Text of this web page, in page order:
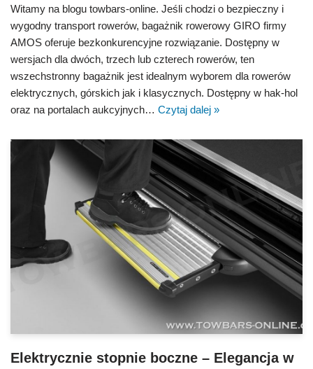
Witamy na blogu towbars-online. Jeśli chodzi o bezpieczny i
wygodny transport rowerów, bagażnik rowerowy GIRO firmy
AMOS oferuje bezkonkurencyjne rozwiązanie. Dostępny w
wersjach dla dwóch, trzech lub czterech rowerów, ten
wszechstronny bagażnik jest idealnym wyborem dla rowerów
elektrycznych, górskich jak i klasycznych. Dostępny w hak-hol
oraz na portalach aukcyjnych… Czytaj dalej »
Elektrycznie stopnie boczne – Elegancja w